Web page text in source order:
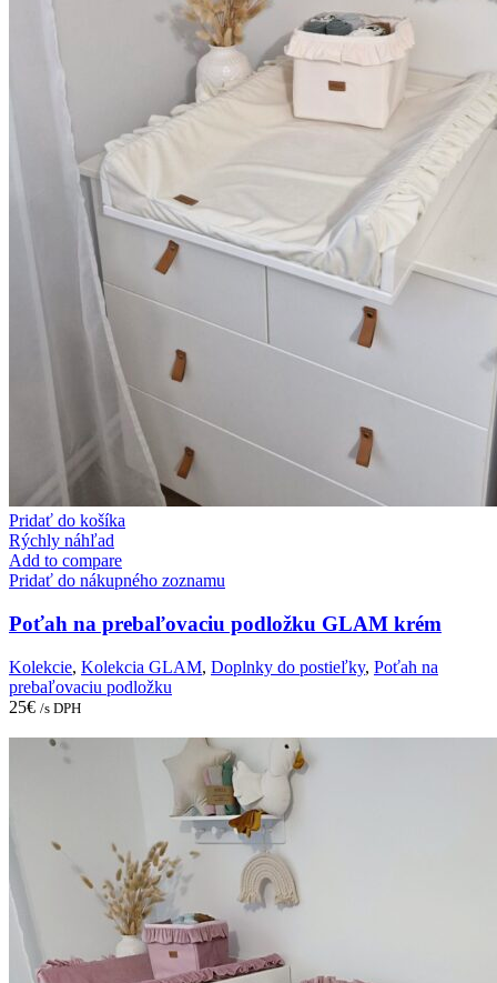
Pridať do košíka
Rýchly náhľad
Add to compare
Pridať do nákupného zoznamu
Poťah na prebaľovaciu podložku GLAM krém
Kolekcie, Kolekcia GLAM, Doplnky do postieľky, Poťah na
prebaľovaciu podložku
25€ /s DPH